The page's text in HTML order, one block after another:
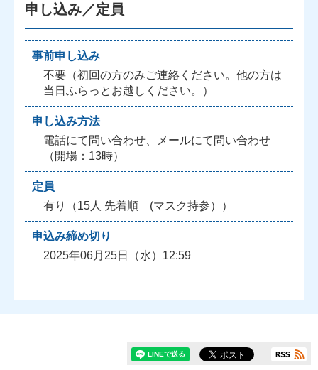
申し込み／定員
事前申し込み
不要（初回の方のみご連絡ください。他の方は
当日ふらっとお越しください。）
申し込み方法
電話にて問い合わせ、メールにて問い合わせ
（開場：13時）
定員
有り（15人 先着順 (マスク持参））
申込み締め切り
2025年06月25日（水）12:59